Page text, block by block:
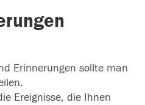
Erinnerungen sollte man
Ereignisse, die Ihnen